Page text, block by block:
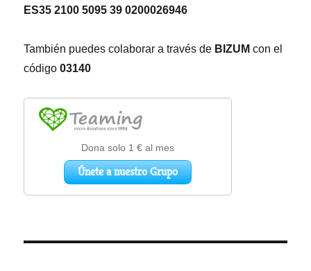
ES35 2100 5095 39 0200026946
También puedes colaborar a través de BIZUM con el
código 03140